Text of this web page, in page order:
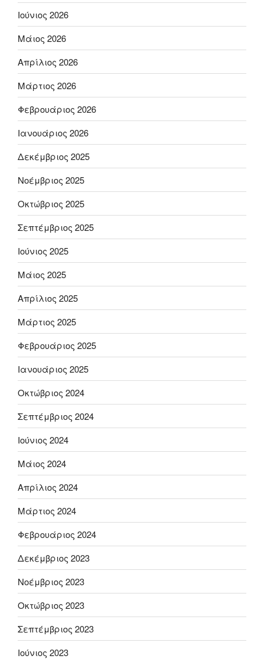
Ιούνιος 2026
Μάιος 2026
Απρίλιος 2026
Μάρτιος 2026
Φεβρουάριος 2026
Ιανουάριος 2026
Δεκέμβριος 2025
Νοέμβριος 2025
Οκτώβριος 2025
Σεπτέμβριος 2025
Ιούνιος 2025
Μάιος 2025
Απρίλιος 2025
Μάρτιος 2025
Φεβρουάριος 2025
Ιανουάριος 2025
Οκτώβριος 2024
Σεπτέμβριος 2024
Ιούνιος 2024
Μάιος 2024
Απρίλιος 2024
Μάρτιος 2024
Φεβρουάριος 2024
Δεκέμβριος 2023
Νοέμβριος 2023
Οκτώβριος 2023
Σεπτέμβριος 2023
Ιούνιος 2023